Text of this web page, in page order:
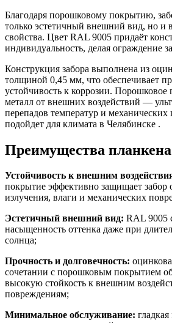
Благодаря порошковому покрытию,
только эстетичный внешний вид, но и
свойства. Цвет RAL 9005 придаёт
индивидуальность, делая ограждение
Конструкция забора выполнена из
толщиной 0,45 мм, что обеспечивает
устойчивость к коррозии.
металл от внешних воздействий —
перепадов температур и
подойдет для климата в Челябинске .
Преимущества планкена
Устойчивость к внешним
покрытие эффективно защищает забор
излучения, влаги и механических
Эстетичный внешний вид: RAL 9005
насыщенность оттенка даже при
солнца;
Прочность и долговечность:
сочетании с порошковым покрытием
высокую стойкость к внешним
повреждениям;
Минимальное обслуживание: